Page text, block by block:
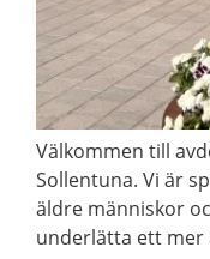
Välkommen till
Sollentuna. Vi är
äldre människor
underlätta ett mer